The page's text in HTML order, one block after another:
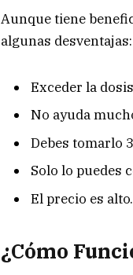
Aunque tiene
algunas desventajas:
Exceder la
No ayuda
Debes tomarlo
Solo lo puedes
El precio es alto.
¿Cómo